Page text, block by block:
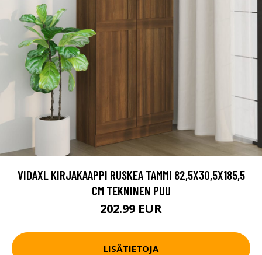
VIDAXL KIRJAKAAPPI RUSKEA TAMMI 82,5X30,5X185,5
CM TEKNINEN PUU
202.99 EUR
LISÄTIETOJA